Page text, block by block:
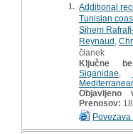
1. Additional
Tunisian
Sihem
Reynaud
članek
Ključne
Siganidae
Objavljeno
Prenosov: 18